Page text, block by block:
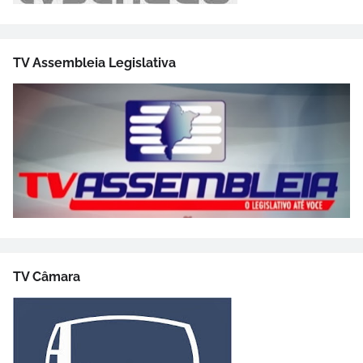
TV Assembleia Legislativa
TV Câmara